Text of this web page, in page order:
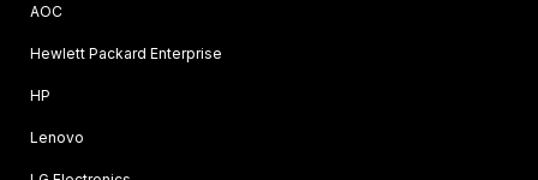
AOC
Hewlett Packard Enterprise
HP
Lenovo